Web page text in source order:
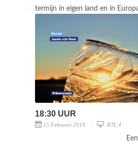
termijn in eigen land en in
18:30 UUR
15 Februari 2019 RTL 4